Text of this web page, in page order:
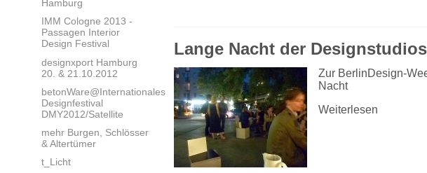
Hamburg
IMM Cologne 2013 -
Passagen Interior
Design Festival
designxport Hamburg
20. & 21.10.2012
betonWare@Internationales
Designfestival
DMY2012/Satellite
mehr Burgen, Schlösser
& Altertümer
t_Licht
Lange Nacht der Designstudios
Zur BerlinDesign-
Nacht
Weiterlesen